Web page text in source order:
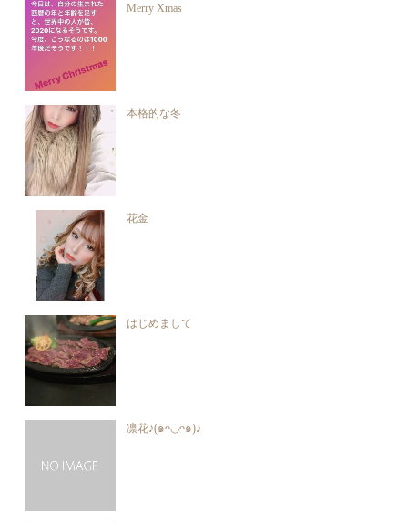
Merry Xmas
本格的な冬
花金
はじめまして
凛花♪(๑ᴖ◡ᴖ๑)♪